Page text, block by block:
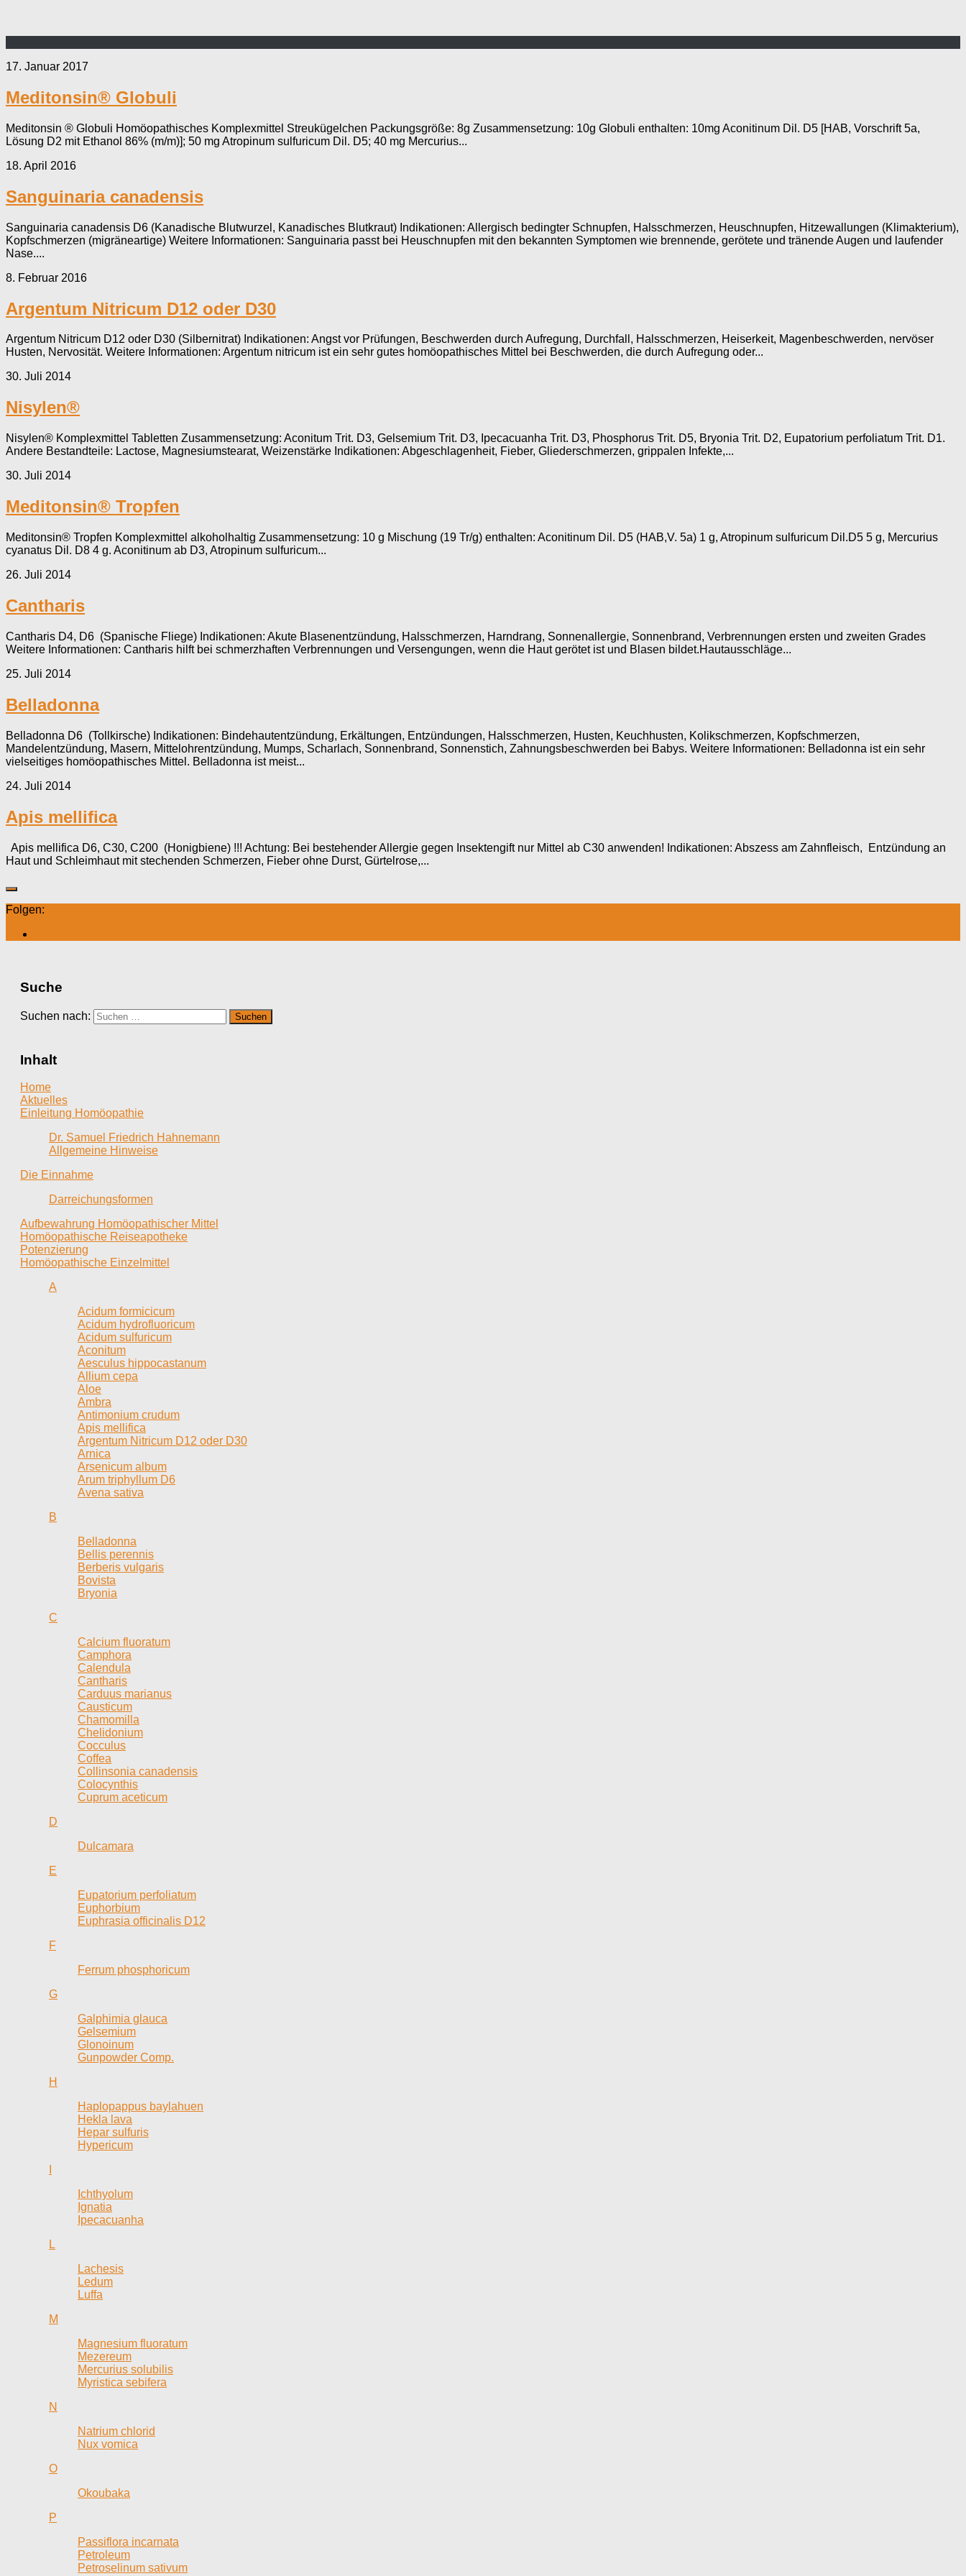
17. Januar 2017
Meditonsin® Globuli
Meditonsin ® Globuli Homöopathisches Komplexmittel Streukügelchen Packungsgröße: 8g Zusammensetzung: 10g Globuli enthalten: 10mg Aconitinum Dil. D5 [HAB, Vorschrift 5a,
Lösung D2 mit Ethanol 86% (m/m)]; 50 mg Atropinum sulfuricum Dil. D5; 40 mg Mercurius...
18. April 2016
Sanguinaria canadensis
Sanguinaria canadensis D6 (Kanadische Blutwurzel, Kanadisches Blutkraut) Indikationen: Allergisch bedingter Schnupfen, Halsschmerzen, Heuschnupfen, Hitzewallungen (Klimakterium),
Kopfschmerzen (migräneartige) Weitere Informationen: Sanguinaria passt bei Heuschnupfen mit den bekannten Symptomen wie brennende, gerötete und tränende Augen und laufender
Nase....
8. Februar 2016
Argentum Nitricum D12 oder D30
Argentum Nitricum D12 oder D30 (Silbernitrat) Indikationen: Angst vor Prüfungen, Beschwerden durch Aufregung, Durchfall, Halsschmerzen, Heiserkeit, Magenbeschwerden, nervöser
Husten, Nervosität. Weitere Informationen: Argentum nitricum ist ein sehr gutes homöopathisches Mittel bei Beschwerden, die durch Aufregung oder...
30. Juli 2014
Nisylen®
Nisylen® Komplexmittel Tabletten Zusammensetzung: Aconitum Trit. D3, Gelsemium Trit. D3, Ipecacuanha Trit. D3, Phosphorus Trit. D5, Bryonia Trit. D2, Eupatorium perfoliatum Trit. D1.
Andere Bestandteile: Lactose, Magnesiumstea­rat, Weizenstärke Indikationen: Abgeschlagenheit, Fieber, Gliederschmerzen, grippalen Infekte,...
30. Juli 2014
Meditonsin® Tropfen
Meditonsin® Tropfen Komplexmittel alkoholhaltig Zusammensetzung: 10 g Mischung (19 Tr/g) enthalten: Aconitinum Dil. D5 (HAB,V. 5a) 1 g, Atropinum sulfuricum Dil.D5 5 g, Mercurius
cyanatus Dil. D8 4 g. Aconitinum ab D3, Atropinum sulfuricum...
26. Juli 2014
Cantharis
Cantharis D4, D6 (Spanische Fliege) Indikationen: Akute Blasenentzündung, Halsschmerzen, Harndrang, Sonnenallergie, Sonnenbrand, Verbrennungen ersten und zweiten Grades
Weitere Informationen: Cantharis hilft bei schmerzhaften Verbrennungen und Versengungen, wenn die Haut gerötet ist und Blasen bildet.Hautausschläge...
25. Juli 2014
Belladonna
Belladonna D6 (Tollkirsche) Indikationen: Bindehautentzündung, Erkältungen, Entzündungen, Halsschmerzen, Husten, Keuchhusten, Kolikschmerzen, Kopfschmerzen,
Mandelentzündung, Masern, Mittelohrentzündung, Mumps, Scharlach, Sonnenbrand, Sonnenstich, Zahnungsbeschwerden bei Babys. Weitere Informationen: Belladonna ist ein sehr
vielseitiges homöopathisches Mittel. Belladonna ist meist...
24. Juli 2014
Apis mellifica
Apis mellifica D6, C30, C200 (Honigbiene) !!! Achtung: Bei bestehender Allergie gegen Insektengift nur Mittel ab C30 anwenden! Indikationen: Abszess am Zahnfleisch, Entzündung an
Haut und Schleimhaut mit stechenden Schmerzen, Fieber ohne Durst, Gürtelrose,...
Folgen:
Suche
Suchen nach:
Inhalt
Home
Aktuelles
Einleitung Homöopathie
Dr. Samuel Friedrich Hahnemann
Allgemeine Hinweise
Die Einnahme
Darreichungsformen
Aufbewahrung Homöopathischer Mittel
Homöopathische Reiseapotheke
Potenzierung
Homöopathische Einzelmittel
A
Acidum formicicum
Acidum hydrofluoricum
Acidum sulfuricum
Aconitum
Aesculus hippocastanum
Allium cepa
Aloe
Ambra
Antimonium crudum
Apis mellifica
Argentum Nitricum D12 oder D30
Arnica
Arsenicum album
Arum triphyllum D6
Avena sativa
B
Belladonna
Bellis perennis
Berberis vulgaris
Bovista
Bryonia
C
Calcium fluoratum
Camphora
Calendula
Cantharis
Carduus marianus
Causticum
Chamomilla
Chelidonium
Cocculus
Coffea
Collinsonia canadensis
Colocynthis
Cuprum aceticum
D
Dulcamara
E
Eupatorium perfoliatum
Euphorbium
Euphrasia officinalis D12
F
Ferrum phosphoricum
G
Galphimia glauca
Gelsemium
Glonoinum
Gunpowder Comp.
H
Haplopappus baylahuen
Hekla lava
Hepar sulfuris
Hypericum
Ichthyolum
Ignatia
Ipecacuanha
L
Lachesis
Ledum
Luffa
M
Magnesium fluoratum
Mezereum
Mercurius solubilis
Myristica sebifera
N
Natrium chlorid
Nux vomica
O
Okoubaka
P
Passiflora incarnata
Petroleum
Petroselinum sativum